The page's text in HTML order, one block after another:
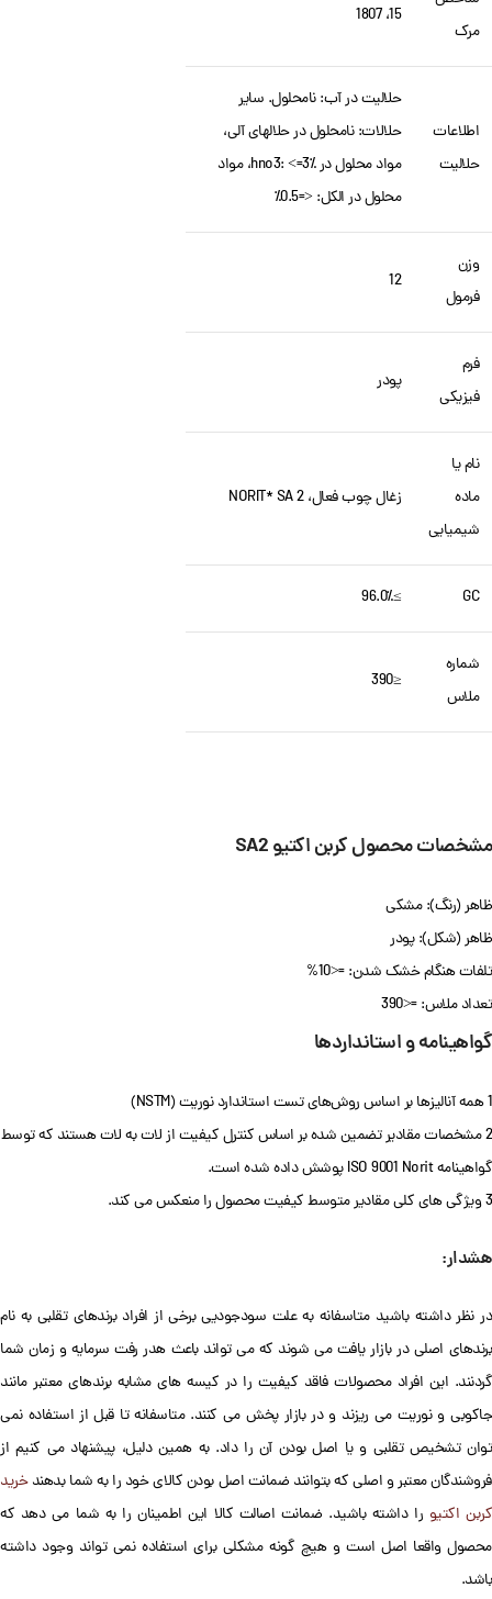
مرک
15، 1807
اطلاعات
حلالیت
حلالیت در آب: نامحلول. سایر
حلالات: نامحلول در حلالهای آلی،
مواد محلول در hno3: <=3٪، مواد
محلول در الکل: <=0.5٪
وزن
فرمول
12
فرم
فیزیکی
پودر
نام یا
ماده
شیمیایی
زغال چوب فعال، NORIT* SA 2
GC ≥96.0٪
شماره
ملاس
≤390
مشخصات محصول کربن اکتیو SA2
ظاهر (رنگ): مشکی
ظاهر (شکل): پودر
تلفات هنگام خشک شدن: =<10%
تعداد ملاس: =<390
گواهینامه و استانداردها
1 همه آنالیزها بر اساس روش‌های تست استاندارد نوریت (NSTM)
2 مشخصات مقادیر تضمین شده بر اساس کنترل کیفیت از لات به لات هستند که توسط
گواهینامه ISO 9001 Norit پوشش داده شده است.
3 ویژگی های کلی مقادیر متوسط کیفیت محصول را منعکس می کند.
هشدار:
در نظر داشته باشید متاسفانه به علت سودجودیی برخی از افراد برندهای تقلبی به نام
برندهای اصلی در بازار یافت می شوند که می تواند باعث هدر رفت سرمایه و زمان شما
گردنند. این افراد محصولات فاقد کیفیت را در کیسه های مشابه برندهای معتبر مانند
جاکوبی و نوریت می ریزند و در بازار پخش می کنند. متاسفانه تا قبل از استفاده نمی
توان تشخیص تقلبی و یا اصل بودن آن را داد. به همین دلیل، پیشنهاد می کنیم از
فروشندگان معتبر و اصلی که بتوانند ضمانت اصل بودن کالای خود را به شما بدهندخرید
کربن اکتیو را داشته باشید. ضمانت اصالت کالا این اطمینان را به شما می دهد که
محصول واقعا اصل است و هیچ گونه مشکلی برای استفاده نمی تواند وجود داشته
باشد.